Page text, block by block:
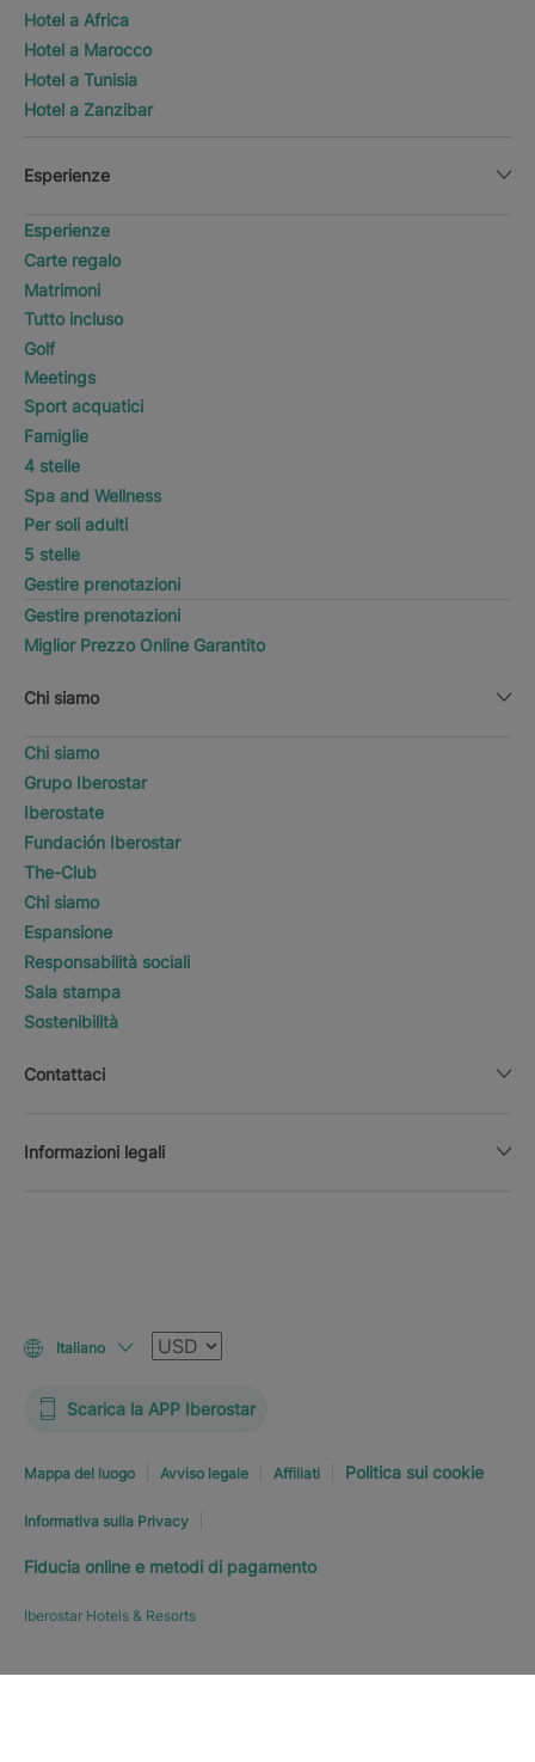
Hotel a Africa
Hotel a Marocco
Hotel a Tunisia
Hotel a Zanzibar
Esperienze
Esperienze
Carte regalo
Matrimoni
Tutto incluso
Golf
Meetings
Sport acquatici
Famiglie
4 stelle
Spa and Wellness
Per soli adulti
5 stelle
Gestire prenotazioni
Gestire prenotazioni
Miglior Prezzo Online Garantito
Chi siamo
Chi siamo
Grupo Iberostar
Iberostate
Fundación Iberostar
The-Club
Chi siamo
Espansione
Responsabilità sociali
Sala stampa
Sostenibilità
Contattaci
Informazioni legali
Italiano Valuta
Scarica la APP Iberostar
Mappa del luogo Avviso legale Affiliati Politica sui cookie
Informativa sulla Privacy
Fiducia online e metodi di pagamento
Iberostar Hotels & Resorts